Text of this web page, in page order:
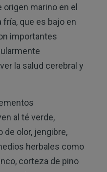
marino en el
que es bajo en
importantes
la salud cerebral y
al té verde,
de olor, jengibre,
herbales como
corteza de pino